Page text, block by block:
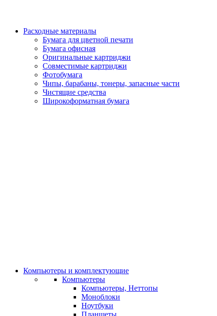
Расходные материалы
Бумага для цветной печати
Бумага офисная
Оригинальные картриджи
Совместимые картриджи
Фотобумага
Чипы, барабаны, тонеры, запасные части
Чистящие средства
Широкоформатная бумага
Компьютеры и комплектующие
Компьютеры
Компьютеры, Неттопы
Моноблоки
Ноутбуки
Планшеты